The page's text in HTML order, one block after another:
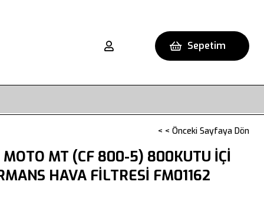
Sepetim
< < Önceki Sayfaya Dön
MOTO MT (CF 800-5) 800KUTU İÇİ
HAVA FİLTRESİ FM01162